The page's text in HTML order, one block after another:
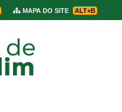
MAPA DO SITE ALT+B